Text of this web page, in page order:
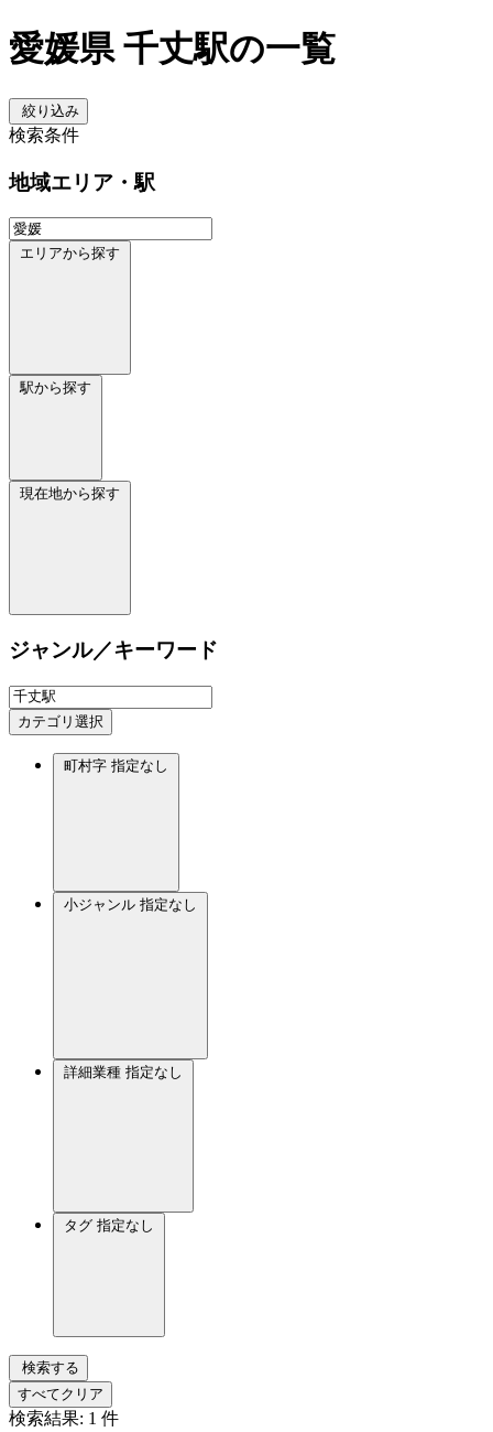
愛媛県 千丈駅の一覧
絞り込み
検索条件
地域エリア・駅
エリアから探す
駅から探す
現在地から探す
ジャンル／キーワード
カテゴリ選択
町村字 指定なし
小ジャンル 指定なし
詳細業種 指定なし
タグ 指定なし
検索する
すべてクリア
検索結果: 1 件